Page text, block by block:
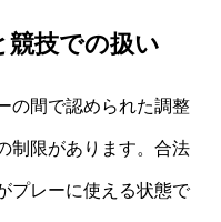
競技での扱い
の間で認められた調整
制限があります。合法
プレーに使える状態で